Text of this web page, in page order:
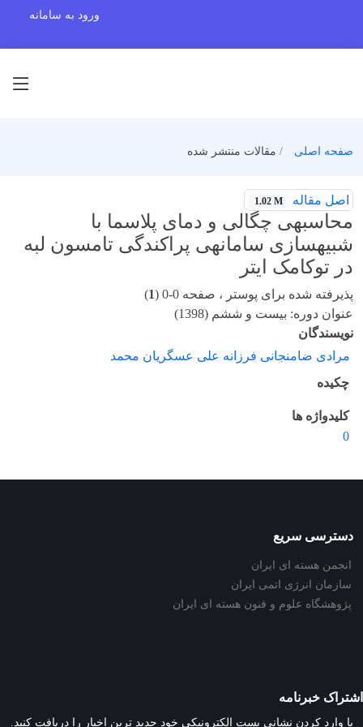
ورود به سامانه
صفحه اصلی مقالات منتشر شده
اصل مقاله 1.02 M
محاسبهی چگالی و دمای پلاسما با
شبیهسازی سامانهی پراکندگی تامسون لبه
در توکامک ایتر
پذیرفته شده برای پوستر ، صفحه 0-0 ( 1
)
عنوان دوره: بیست و ششم (1398)
نویسندگان
مرادی ضامنجانی فرزانه علی عسگریان محمد
چکیده
کلیدواژه ها
0
دسترسی سریع
انجمن هسته ای ایران
سازمان انرژی اتمی ایران
پژوهشگاه علوم و فنون هسته ای ایران
اشتراک خبرنامه
با وارد کردن نشانی پست الکترونیکی خود جدید ترین اخبار را دریافت کنید.